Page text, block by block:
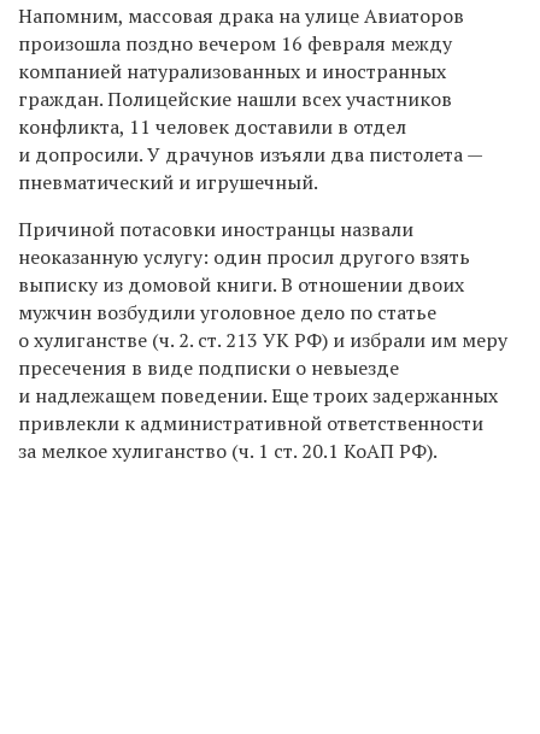
Напомним, массовая драка на улице Авиаторов
произошла поздно вечером 16 февраля между
компанией натурализованных и иностранных
граждан. Полицейские нашли всех участников
конфликта, 11 человек доставили в отдел
и допросили. У драчунов изъяли два пистолета —
пневматический и игрушечный.
Причиной потасовки иностранцы назвали
неоказанную услугу: один просил другого взять
выписку из домовой книги. В отношении двоих
мужчин возбудили уголовное дело по статье
о хулиганстве (ч. 2. ст. 213 УК РФ) и избрали им меру
пресечения в виде подписки о невыезде
и надлежащем поведении. Еще троих задержанных
привлекли к административной ответственности
за мелкое хулиганство (ч. 1 ст. 20.1 КоАП РФ).